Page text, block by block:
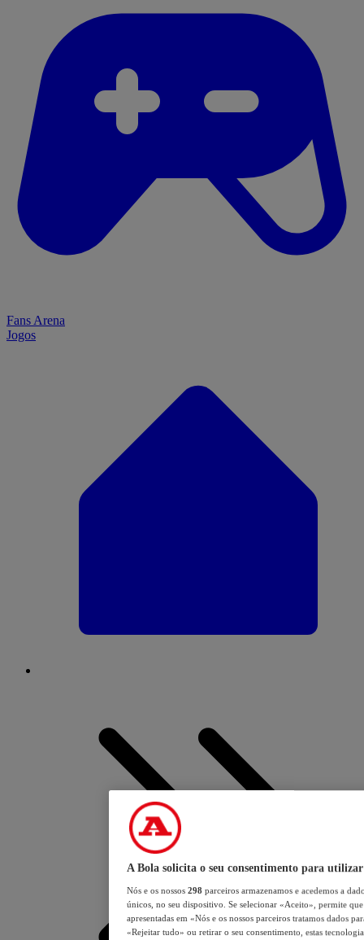
Fans Arena
Jogos
A Bola solicita o seu consentimento para utilizar
Nós e os nossos 298 parceiros armazenamos e acedemos a
únicos, no seu dispositivo. Se selecionar «Aceito», permite
apresentadas em «Nós e os nossos parceiros tratamos dados
«Rejeitar tudo» ou retirar o seu consentimento, estas